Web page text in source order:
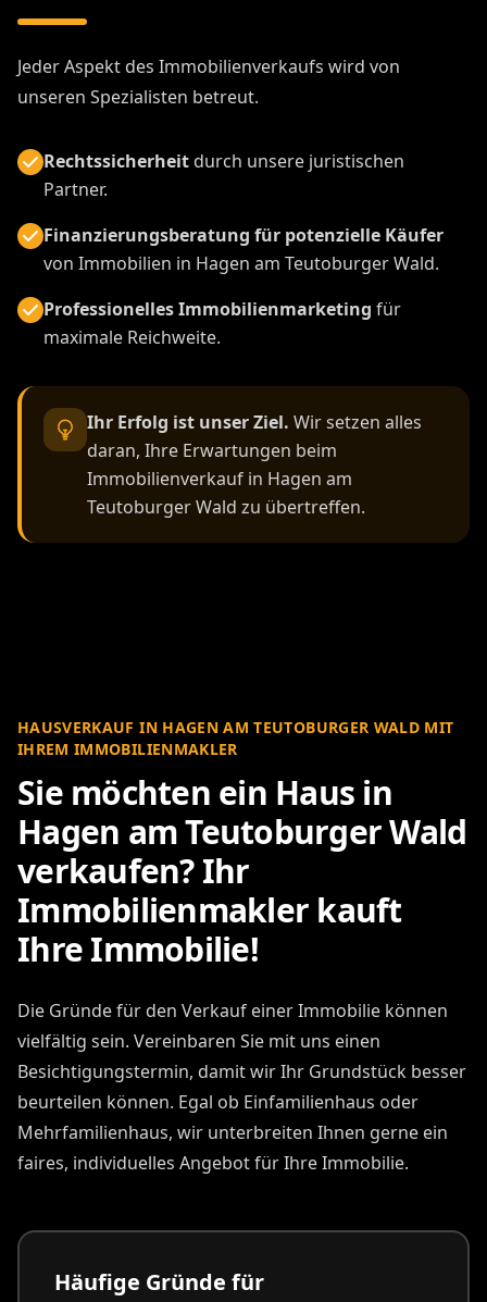
Jeder Aspekt des Immobilienverkaufs wird von
unseren Spezialisten betreut.
Rechtssicherheitdurch unsere juristischen
Partner.
Finanzierungsberatung für potenzielle Käufer
von Immobilien in Hagen am Teutoburger Wald.
Professionelles Immobilienmarketing für
maximale Reichweite.
Ihr Erfolg ist unser Ziel. Wir setzen alles
daran, Ihre Erwartungen beim
Immobilienverkauf in Hagen am
Teutoburger Wald zu übertreffen.
HAUSVERKAUF IN HAGEN AM TEUTOBURGER WALD MIT
IHREM IMMOBILIENMAKLER
Sie möchten ein Haus in
Hagen am Teutoburger Wald
verkaufen? Ihr
Immobilienmakler kauft
Ihre Immobilie!
Die Gründe für den Verkauf einer Immobilie können
vielfältig sein. Vereinbaren Sie mit uns einen
Besichtigungstermin, damit wir Ihr Grundstück besser
beurteilen können. Egal ob Einfamilienhaus oder
Mehrfamilienhaus, wir unterbreiten Ihnen gerne ein
faires, individuelles Angebot für Ihre Immobilie.
Häufige Gründe für